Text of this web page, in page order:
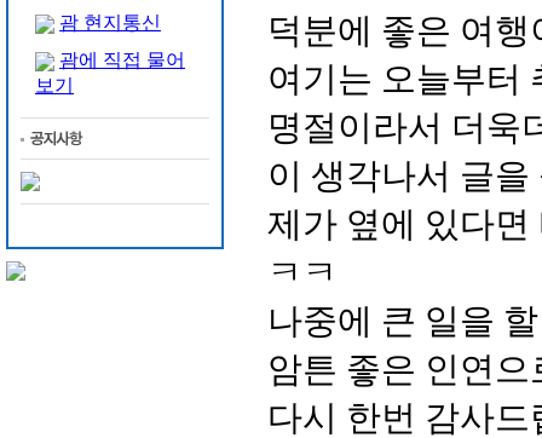
괌 현지통신
괌에 직접 물어
보기
덕분에 좋은 여행
여기는 오늘부터
명절이라서 더욱
이 생각나서 글을
제가 옆에 있다면
ㅋㅋ
나중에 큰 일을
암튼 좋은 인연
다시 한번 감사